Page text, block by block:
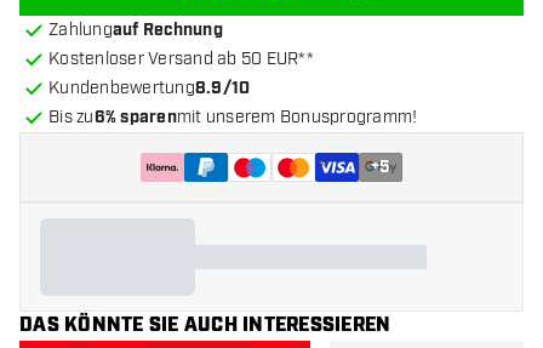
Zahlungauf Rechnung
Kostenloser Versand ab 50 EUR**
Kundenbewertung8.9/10
Bis zu6% sparenmit unserem Bonusprogramm!
+5
DAS KÖNNTE SIE AUCH INTERESSIEREN